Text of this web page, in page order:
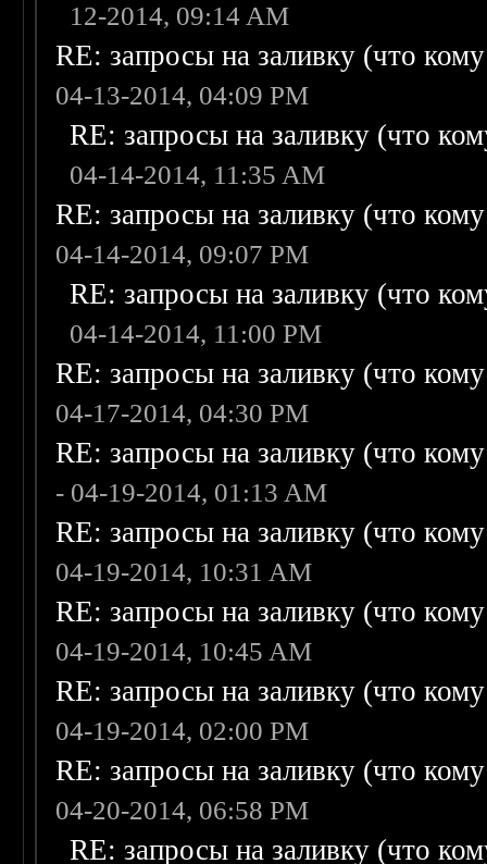
12-2014, 09:14 AM
RE: запросы на заливку (что
04-13-2014, 04:09 PM
RE: запросы на заливку (что
04-14-2014, 11:35 AM
RE: запросы на заливку (что
04-14-2014, 09:07 PM
RE: запросы на заливку (что
04-14-2014, 11:00 PM
RE: запросы на заливку (что
04-17-2014, 04:30 PM
RE: запросы на заливку (что
- 04-19-2014, 01:13 AM
RE: запросы на заливку (что
04-19-2014, 10:31 AM
RE: запросы на заливку (что
04-19-2014, 10:45 AM
RE: запросы на заливку (что
04-19-2014, 02:00 PM
RE: запросы на заливку (что
04-20-2014, 06:58 PM
RE: запросы на заливку (что